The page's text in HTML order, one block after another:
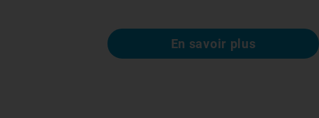
En savoir plus